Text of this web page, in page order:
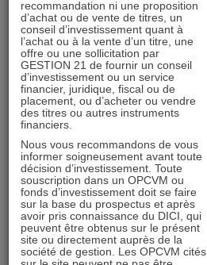
recommandation ni une proposition
d’achat ou de vente de titres, un
conseil d’investissement quant à
l’achat ou à la vente d’un titre, une
offre ou une sollicitation par
GESTION 21 de fournir un conseil
d’investissement ou un service
financier, juridique, fiscal ou de
placement, ou d’acheter ou vendre
des titres ou autres instruments
financiers.
Nous vous recommandons de vous
informer soigneusement avant toute
décision d’investissement. Toute
souscription dans un OPCVM ou
fonds d’investissement doit se faire
sur la base du prospectus et après
avoir pris connaissance du DICI, qui
peuvent être obtenus sur le présent
site ou directement auprès de la
société de gestion. Les OPCVM cités